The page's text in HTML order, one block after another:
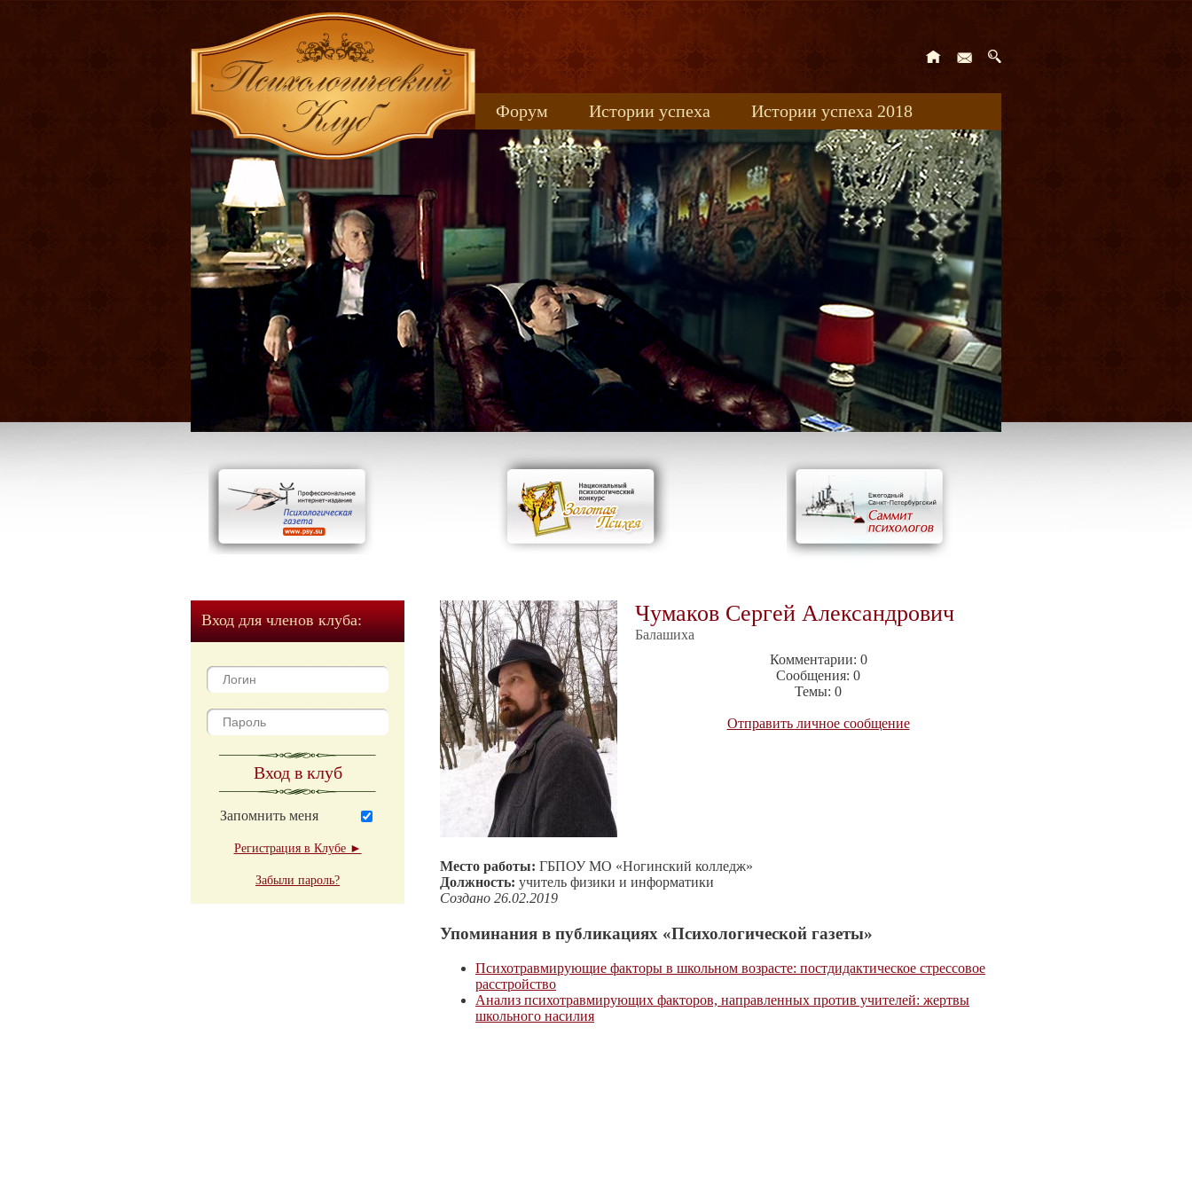
Форум Истории успеха
Истории успеха 2018
Книжные новинки
uspeh_2017
Вход для членов клуба:
Вход в клуб
Запомнить меня
Регистрация в Клубе ►
Забыли пароль?
Чумаков Сергей Александрович
Балашиха
Комментарии: 0
Сообщения: 0
Темы: 0
Отправить личное сообщение
Место работы: ГБПОУ МО «Ногинский колледж»
Должность: учитель физики и информатики
Создано 26.02.2019
Упоминания в публикациях «Психологической газеты»
Психотравмирующие факторы в школьном возрасте: постдидактическое стрессовое
расстройство
Анализ психотравмирующих факторов, направленных против учителей: жертвы
школьного насилия